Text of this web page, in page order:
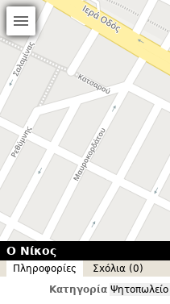
Ο Νίκος
Πληροφορίες
Σxόλια (0)
Κατηγορία Ψητοπωλείο